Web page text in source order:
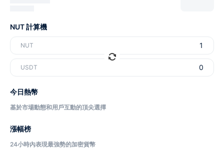
NUT 計算機
NUT
USDT
今日熱幣
基於市場動態和用戶互動的頂尖選擇
漲幅榜
24小時內表現最強勢的加密貨幣